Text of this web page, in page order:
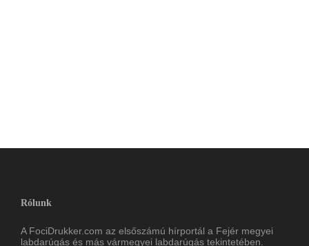
Rólunk
A FociDrukker.com az elsőszámú hírportál a Fejér megyei
labdarúgás és más vármegyei labdarúgás tekintetében.